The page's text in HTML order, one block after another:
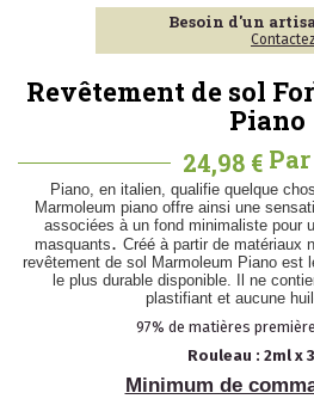
Besoin d'un
Revêtement de sol
Piano
24,98 €Par
Piano, en italien, qualifie quelque
Marmoleum piano offre ainsi une
associées à un fond minimaliste pour
masquants. Créé à partir de matériaux
revêtement de sol Marmoleum Piano est
le plus durable disponible. Il ne
plastifiant et aucune
97% de matières
Rouleau : 2ml x
Minimum de